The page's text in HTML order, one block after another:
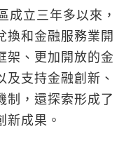
成立三年多以來，
換和金融服務業開
架、更加開放的金
及支持金融創新、
制，還探索形成了
新成果。